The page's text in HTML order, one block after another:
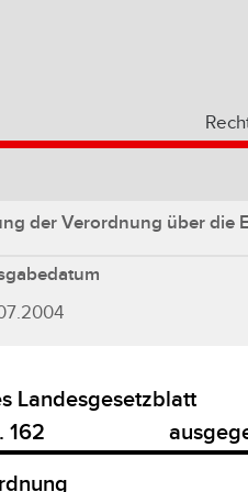
der Verordnung über die